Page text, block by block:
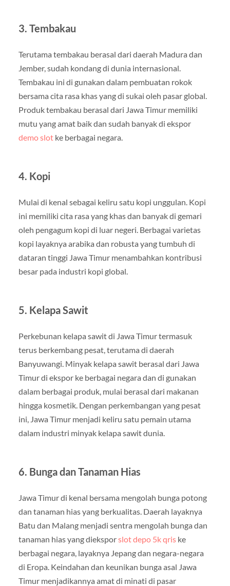
3. Tembakau
Terutama tembakau berasal dari daerah Madura dan
Jember, sudah kondang di dunia internasional.
Tembakau ini di gunakan dalam pembuatan rokok
bersama cita rasa khas yang di sukai oleh pasar global.
Produk tembakau berasal dari Jawa Timur memiliki
mutu yang amat baik dan sudah banyak di ekspor
demo slotke berbagai negara.
4. Kopi
Mulai di kenal sebagai keliru satu kopi unggulan. Kopi
ini memiliki cita rasa yang khas dan banyak di gemari
oleh pengagum kopi di luar negeri. Berbagai varietas
kopi layaknya arabika dan robusta yang tumbuh di
dataran tinggi Jawa Timur menambahkan kontribusi
besar pada industri kopi global.
5. Kelapa Sawit
Perkebunan kelapa sawit di Jawa Timur termasuk
terus berkembang pesat, terutama di daerah
Banyuwangi. Minyak kelapa sawit berasal dari Jawa
Timur di ekspor ke berbagai negara dan di gunakan
dalam berbagai produk, mulai berasal dari makanan
hingga kosmetik. Dengan perkembangan yang pesat
ini, Jawa Timur menjadi keliru satu pemain utama
dalam industri minyak kelapa sawit dunia.
6. Bunga dan Tanaman Hias
Jawa Timur di kenal bersama mengolah bunga potong
dan tanaman hias yang berkualitas. Daerah layaknya
Batu dan Malang menjadi sentra mengolah bunga dan
tanaman hias yang dieksporslot depo 5k qriske
berbagai negara, layaknya Jepang dan negara-negara
di Eropa. Keindahan dan keunikan bunga asal Jawa
Timur menjadikannya amat di minati di pasar